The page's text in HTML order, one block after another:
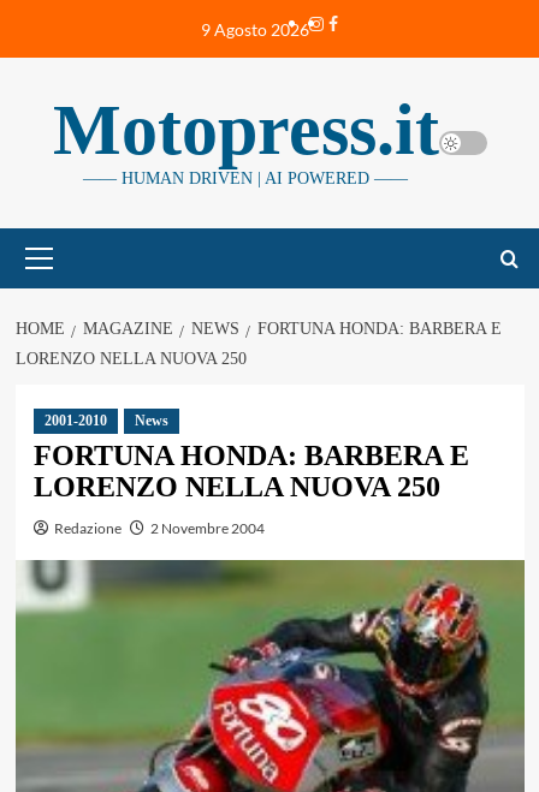
9 Agosto 2026Instagram
Facebook
Motopress.it
—— HUMAN DRIVEN | AI POWERED ——
principale
HOME MAGAZINE NEWS
FORTUNA HONDA: BARBERA E
LORENZO NELLA NUOVA 250
2001-2010 News
FORTUNA HONDA: BARBERA E
LORENZO NELLA NUOVA 250
Redazione 2 Novembre 2004